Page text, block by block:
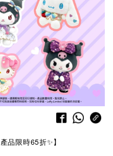
品限時65折✨】